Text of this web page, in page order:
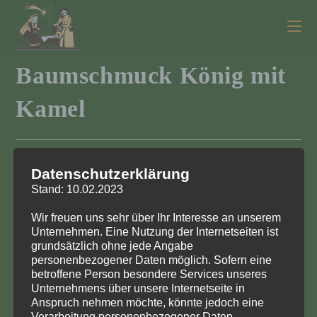
Inhalt
springen
Baumschmuck König mit
Kamel
199/443/4
Baumbehang König mit Kamel
Figuren farbig lasiert
Höhe 6 cm
Baumbehang
Datenschutzerklärung
Stand: 10.02.2023
Wir freuen uns sehr über Ihr Interesse an unserem
Unternehmen. Eine Nutzung der Internetseiten ist
grundsätzlich ohne jede Angabe
personenbezogener Daten möglich. Sofern eine
betroffene Person besondere Services unseres
Unternehmens über unsere Internetseite in
Anspruch nehmen möchte, könnte jedoch eine